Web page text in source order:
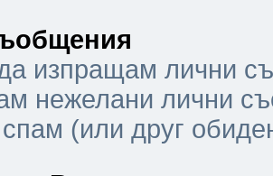
изпращам лични
нежелани лични
(или друг